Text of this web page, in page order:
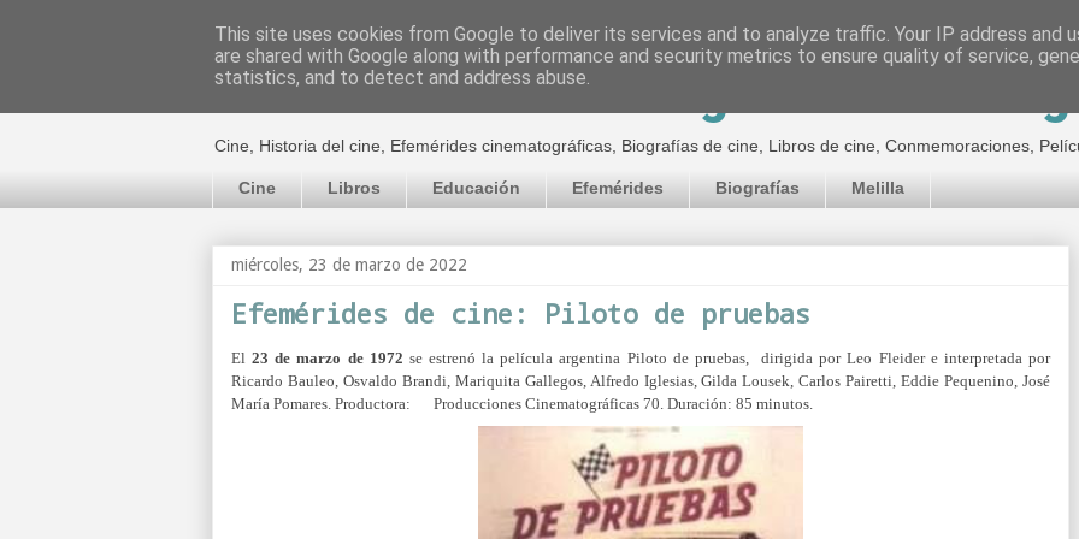
El cultural cinematográfico de Jorge
Cine, Historia del cine, Efemérides cinematográficas, Biografías de cine, Libros de cine, Conmemoraciones,
Cine Libros Educación Efemérides Biografías Melilla
miércoles, 23 de marzo de 2022
Efemérides de cine: Piloto de pruebas
El23 de marzo de 1972 se estrenó la película argentina Piloto de pruebas, dirigida por Leo Fleider e interpretada por
Ricardo Bauleo, Osvaldo Brandi, Mariquita Gallegos, Alfredo Iglesias, Gilda Lousek, Carlos Pairetti, Eddie Pequenino, José
María Pomares. Productora: Producciones Cinematográficas 70. Duración: 85 minutos.
This site uses cookies from Google to deliver its services and to analyze traffic. Your IP address and
are shared with Google along with performance and security metrics to ensure quality of service,
statistics, and to detect and address abuse.